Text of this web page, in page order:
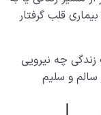
کمک
‌‌کنترل
آن ها
قلب گرفتار
چه نیرویی
سالم و سلیم